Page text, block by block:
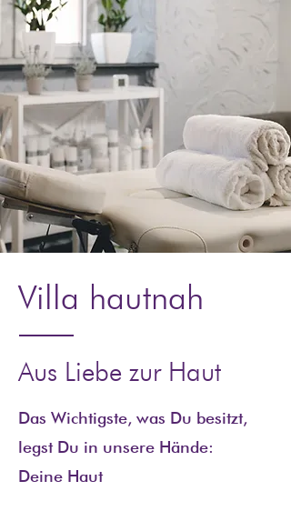
Villa hautnah
Aus Liebe zur Haut
Das Wichtigste, was Du besitzt,
legst Du in unsere Hände:
Deine Haut